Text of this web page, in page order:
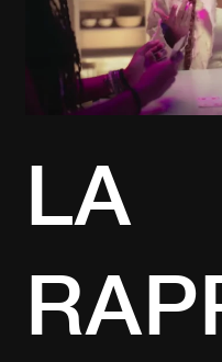
LA
SON
DEUXIÈME
SINGLE
C’EST